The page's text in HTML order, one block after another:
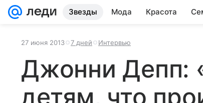
Звезды Мода Красота
27 июня 2013 7 дней Интервью
Джонни Депп:
детям, что